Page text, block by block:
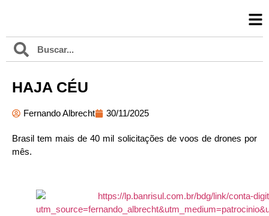
HAJA CÉU
Fernando Albrecht 30/11/2025
Brasil tem mais de 40 mil solicitações de voos de drones por
mês.